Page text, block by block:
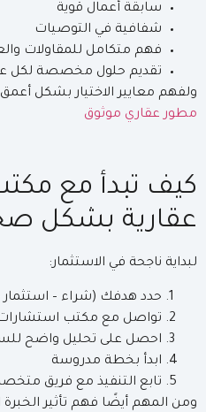
سابقة أعمال قوية
شفافية في التوصيات
فهم متكامل للمقاولات
تقديم حلول مخصصة لكل
ولفهم معايير الاختيار بشكل
مطور عقاري موثوق
كيف تبدأ مع
عقارية بشكل
لبداية ناجحة في الاستثمار:
حدد هدفك (شراء – استثمار
تواصل مع مكتب استشارات
احصل على تحليل واضح
ابدأ بخطة مدروسة
تابع التنفيذ مع فريق
ومن المهم أيضًا فهم تأثير الخبرة